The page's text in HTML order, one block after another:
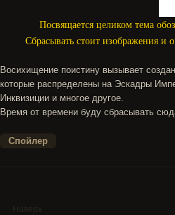
Посвящается целиком тема
Сбрасывать стоит изображения и
Восихищение поистину вызывает
которые распределены на Эскадры
Инквизиции и многое другое.
Время от времени буду сбрасывать
Наверх